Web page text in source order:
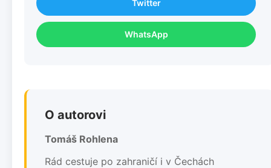
Twitter
WhatsApp
O autorovi
Tomáš Rohlena
Rád cestuje po zahraničí i v Čechách